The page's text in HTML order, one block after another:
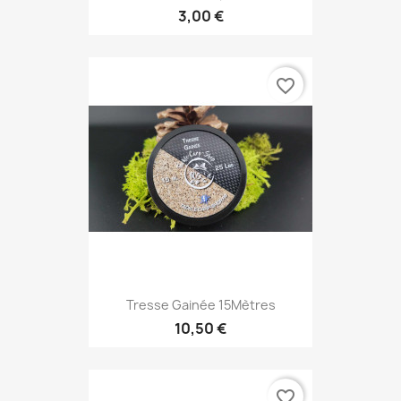
3,00 €
Tresse Gainée 15Mètres
10,50 €
favorite_border